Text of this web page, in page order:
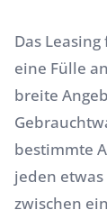
Das
eine Fülle
breite
bestimmte
jeden
zwischen